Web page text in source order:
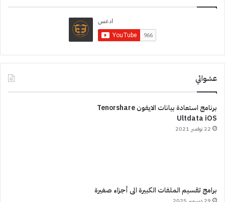
عشوائي
برنامج استعادة بيانات الايفون Tenorshare
Ultdata iOS
22 نوفمبر 2021
برامج تقسيم الملفات الكبيرة الى أجزاء صغيرة